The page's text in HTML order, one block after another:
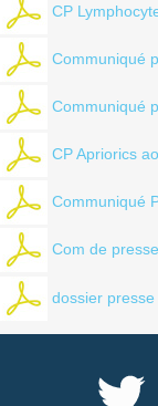
CP
Communiqué
Communiqué
CP Apriorics
Communiqué
Com de
dossier